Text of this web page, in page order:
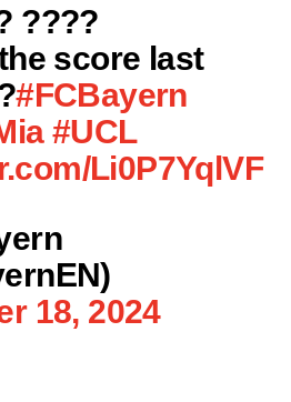
????
score last
#FCBayern
#UCL
Li0P7YqlVF
18, 2024